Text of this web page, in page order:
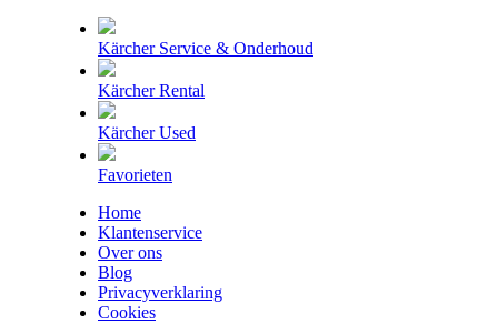
Kärcher Service & Onderhoud
Kärcher Rental
Kärcher Used
Favorieten
Home
Klantenservice
Over ons
Blog
Privacyverklaring
Cookies